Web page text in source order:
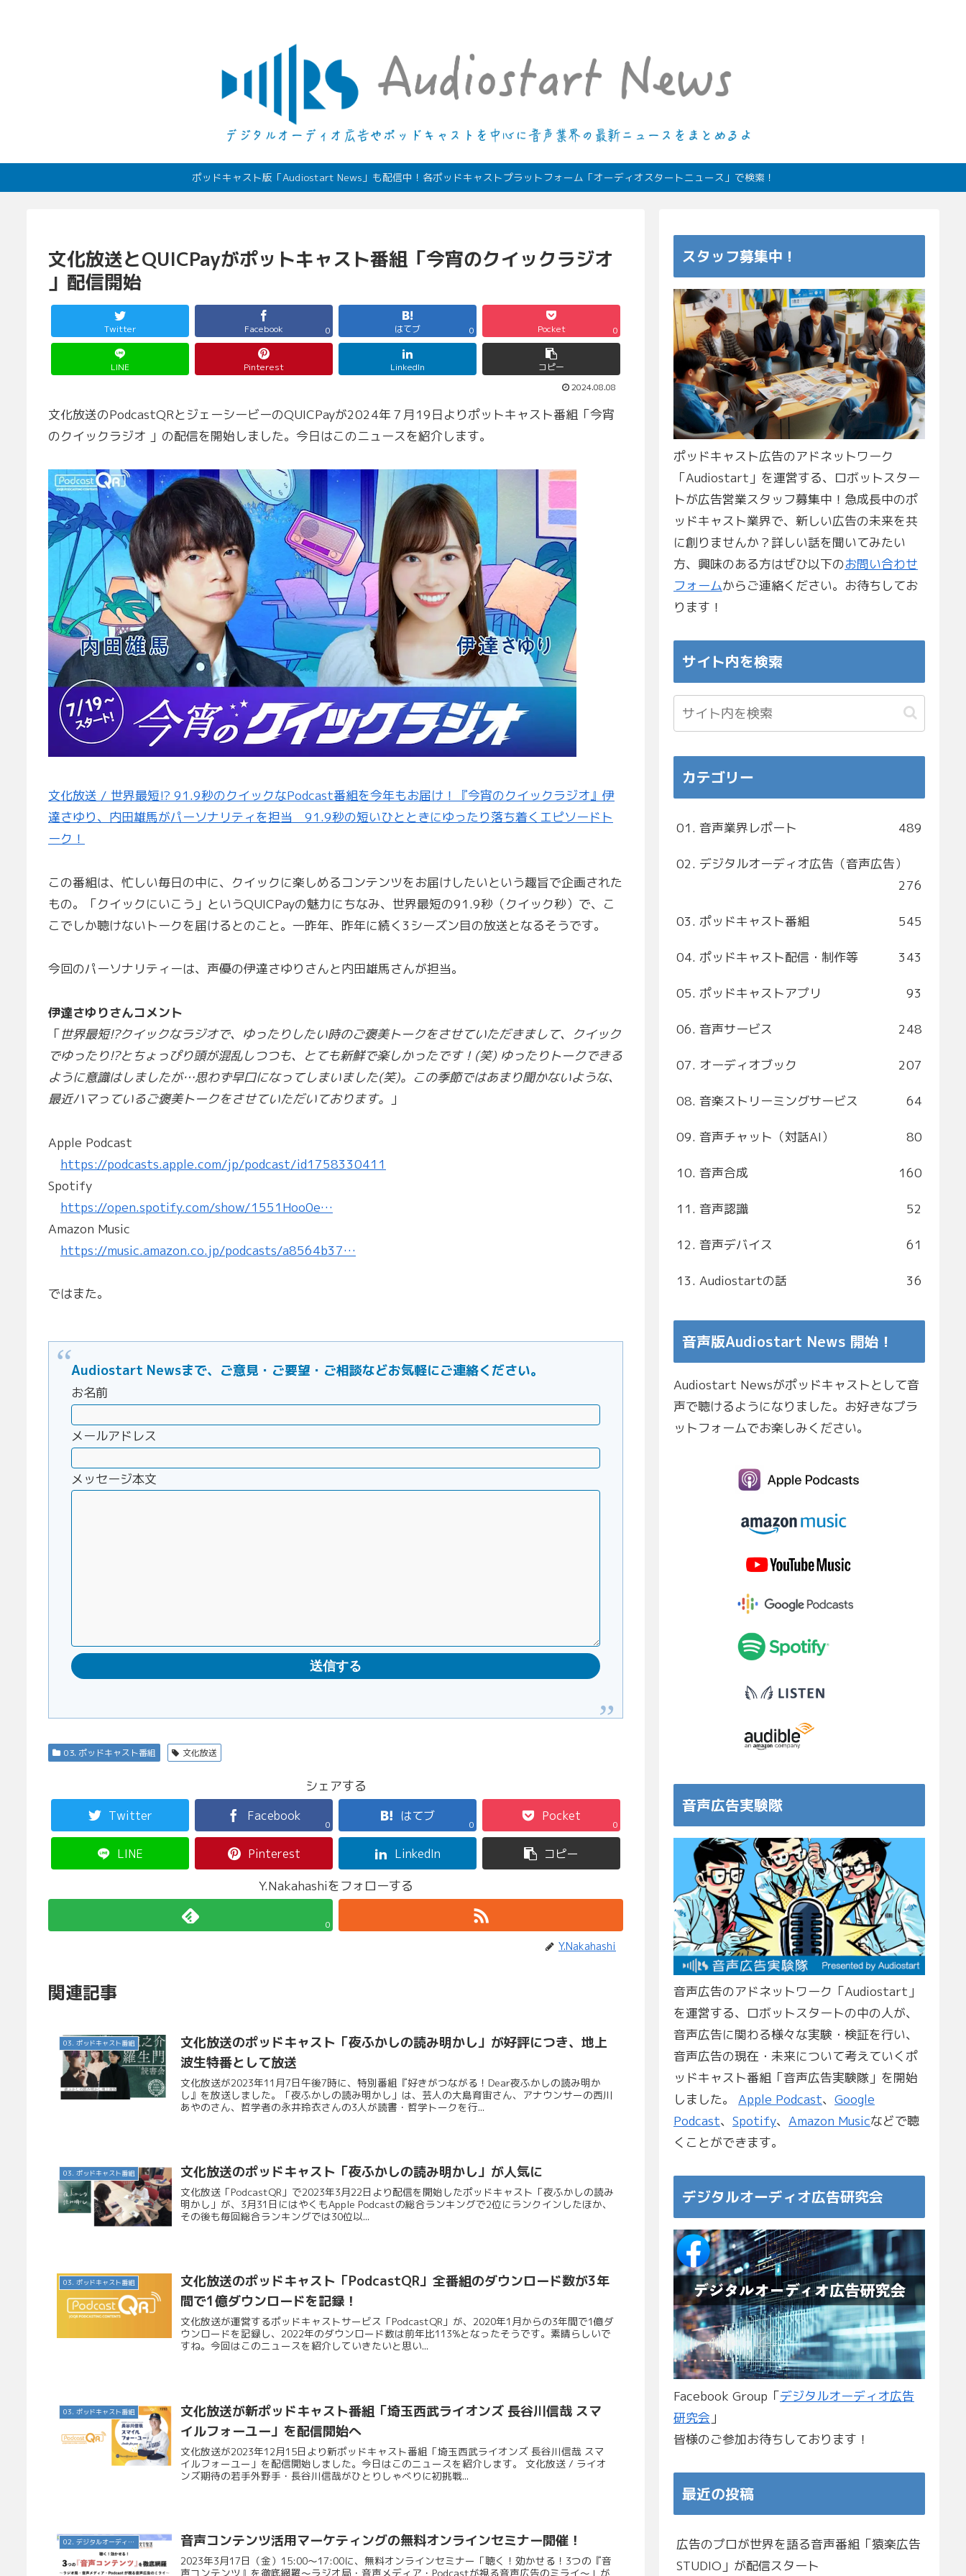
ポッドキャスト版「Audiostart News」も配信中！各ポッドキャストプラットフォーム「オーディオスタートニュース」で検索！
文化放送とQUICPayがポットキャスト番組「今宵のクイックラジオ
」配信開始
Twitter Facebook 0 はてブ 0 Pocket 0
LINE Pinterest LinkedIn
コピー
2024.08.08
文化放送のPodcastQRとジェーシービーのQUICPayが2024年７月19日よりポットキャスト番組「今宵
のクイックラジオ 」の配信を開始しました。今日はこのニュースを紹介します。
文化放送 / 世界最短!? 91.9秒のクイックなPodcast番組を今年もお届け！『今宵のクイックラジオ』伊
達さゆり、内田雄馬がパーソナリティを担当 91.9秒の短いひとときにゆったり落ち着くエピソードト
ーク！
この番組は、忙しい毎日の中に、クイックに楽しめるコンテンツをお届けしたいという趣旨で企画された
もの。「クイックにいこう」というQUICPayの魅力にちなみ、世界最短の91.9秒（クイック秒）で、こ
こでしか聴けないトークを届けるとのこと。一昨年、昨年に続く3シーズン目の放送となるそうです。
今回のパーソナリティーは、声優の伊達さゆりさんと内田雄馬さんが担当。
伊達さゆりさんコメント
「世界最短!?クイックなラジオで、ゆったりしたい時のご褒美トークをさせていただきまして、クイック
でゆったり!?とちょっぴり頭が混乱しつつも、とても新鮮で楽しかったです！(笑) ゆったりトークできる
ように意識はしましたが…思わず早口になってしまいました(笑)。この季節ではあまり聞かないような、
最近ハマっているご褒美トークをさせていただいております。
」
Apple Podcast
https://podcasts.apple.com/jp/podcast/id1758330411
Spotify
https://open.spotify.com/show/1551Hoo0e…
Amazon Music
https://music.amazon.co.jp/podcasts/a8564b37…
ではまた。
Audiostart Newsまで、ご意見・ご要望・ご相談などお気軽にご連絡ください。
お名前
メールアドレス
メッセージ本文
03. ポッドキャスト番組 文化放送
シェアする
Twitter Facebook
0
はてブ
0
Pocket
0
LINE Pinterest LinkedIn コピー
Y.Nakahashiをフォローする
0
Y.Nakahashi
関連記事
03. ポッドキャスト番組
文化放送のポッドキャスト「夜ふかしの読み明かし」が好評につき、地上
波生特番として放送
文化放送が2023年11月7日午後7時に、特別番組『好きがつながる！Dear夜ふかしの読み明か
し』を放送しました。「夜ふかしの読み明かし」は、芸人の大島育宙さん、アナウンサーの西川
あやのさん、哲学者の永井玲衣さんの3人が読書・哲学トークを行...
03. ポッドキャスト番組 文化放送のポッドキャスト「夜ふかしの読み明かし」が人気に
文化放送「PodcastQR」で2023年3月22日より配信を開始したポッドキャスト「夜ふかしの読み
明かし」が、3月31日にはやくもApple Podcastの総合ランキングで2位にランクインしたほか、
その後も毎回総合ランキングでは30位以...
03. ポッドキャスト番組
文化放送のポッドキャスト「PodcastQR」全番組のダウンロード数が3年
間で1億ダウンロードを記録！
文化放送が運営するポッドキャストサービス「PodcastQR」が、2020年1月からの3年間で1億ダ
ウンロードを記録し、2022年のダウンロード数は前年比113%となったそうです。素晴らしいで
すね。今回はこのニュースを紹介していきたいと思い...
03. ポッドキャスト番組
文化放送が新ポッドキャスト番組「埼玉西武ライオンズ 長谷川信哉 スマ
イルフォーユー」を配信開始へ
文化放送が2023年12月15日より新ポッドキャスト番組「埼玉西武ライオンズ 長谷川信哉 スマ
イルフォーユー」を配信開始しました。今日はこのニュースを紹介します。 文化放送 / ライオ
ンズ期待の若手外野手・長谷川信哉がひとりしゃべりに初挑戦...
02. デジタルオーディオ広告（音声広告） 音声コンテンツ活用マーケティングの無料オンラインセミナー開催！
2023年3月17日（金）15:00～17:00に、無料オンラインセミナー「聴く！効かせる！3つの『音
声コンテンツ』を徹底網羅～ラジオ局・音声メディア・Podcastが視る音声広告のミライ～」が
スタッフ募集中！
ポッドキャスト広告のアドネットワーク
「Audiostart」を運営する、ロボットスター
トが広告営業スタッフ募集中！急成長中のポ
ッドキャスト業界で、新しい広告の未来を共
に創りませんか？詳しい話を聞いてみたい
方、興味のある方はぜひ以下のお問い合わせ
フォームからご連絡ください。お待ちしてお
ります！
サイト内を検索
カテゴリー
01. 音声業界レポート 489
02. デジタルオーディオ広告（音声広告）
276
03. ポッドキャスト番組 545
04. ポッドキャスト配信・制作等 343
05. ポッドキャストアプリ 93
06. 音声サービス 248
07. オーディオブック 207
08. 音楽ストリーミングサービス 64
09. 音声チャット（対話AI） 80
10. 音声合成 160
11. 音声認識 52
12. 音声デバイス 61
13. Audiostartの話 36
音声版Audiostart News 開始！
Audiostart Newsがポッドキャストとして音
声で聴けるようになりました。お好きなプラ
ットフォームでお楽しみください。
音声広告実験隊
音声広告のアドネットワーク「Audiostart」
を運営する、ロボットスタートの中の人が、
音声広告に関わる様々な実験・検証を行い、
音声広告の現在・未来について考えていくポ
ッドキャスト番組「音声広告実験隊」を開始
しました。 Apple Podcast、 Google
Podcast、 Spotify、 Amazon Musicなどで聴
くことができます。
デジタルオーディオ広告研究会
Facebook Group「デジタルオーディオ広告
研究会 」
皆様のご参加お待ちしております！
最近の投稿
広告のプロが世界を語る音声番組「猿楽広告
STUDIO」が配信スタート